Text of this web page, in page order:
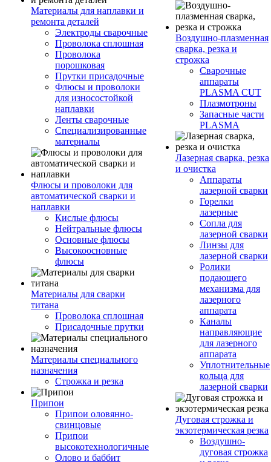
Материалы для наплавки и
ремонта деталей
Электроды сварочные
Проволока сплошная
Проволока
порошковая
Прутки присадочные
Флюсы и проволоки
для износостойкой
наплавки
Ленты сварочные
Специализированные
материалы
Флюсы и проволоки для
автоматической сварки и
наплавки
Кислые флюсы
Нейтральные флюсы
Основные флюсы
Высокоосновные
флюсы
Материалы для сварки
титана
Проволока сплошная
Присадочные прутки
Материалы специального
назначения
Строжка и резка
Припои
Припои оловянно-
свинцовые
Припои
высокотехнологичные
Олово и баббит
Воздушно-плазменная
сварка, резка и
строжка
Сварочные
аппараты
PLASMA CUT
Плазмотроны
Запасные части
PLASMA
Лазерная сварка, резка
и очистка
Аппараты
лазерной сварки
Горелки
лазерные
Сопла для
лазерной сварки
Линзы для
лазерной сварки
Ролики
подающего
механизма для
лазерного
аппарата
Каналы
направляющие
для лазерного
аппарата
Уплотнительные
кольца для
лазерной сварки
Дуговая строжка и
экзотермическая резка
Воздушно-
дуговая строжка